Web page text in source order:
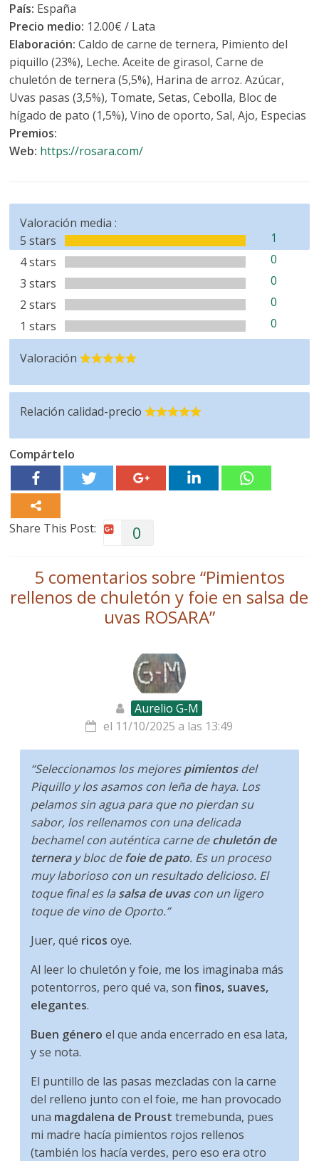
País: España
Precio medio: 12.00€ / Lata
Elaboración: Caldo de carne de ternera, Pimiento del
piquillo (23%), Leche. Aceite de girasol, Carne de
chuletón de ternera (5,5%), Harina de arroz. Azúcar,
Uvas pasas (3,5%), Tomate, Setas, Cebolla, Bloc de
hígado de pato (1,5%), Vino de oporto, Sal, Ajo, Especias
Premios:
Web: https://rosara.com/
Valoración media :
5 stars
1
4 stars
0
3 stars
0
2 stars
0
1 stars
0
Valoración
Relación calidad-precio
Compártelo
Share This Post: 0
5 comentarios sobre “Pimientos
rellenos de chuletón y foie en salsa de
uvas ROSARA”
Aurelio G-M
el 11/10/2025 a las 13:49
“Seleccionamos los mejorespimientosdel
Piquillo y los asamos con leña de haya. Los
pelamos sin agua para que no pierdan su
sabor, los rellenamos con una delicada
bechamel con auténtica carne dechuletón de
terneray bloc defoie de pato. Es un proceso
muy laborioso con un resultado delicioso. El
toque final es la salsa de uvascon un ligero
toque de vino de Oporto.”
Juer, qué ricos oye.
Al leer lo chuletón y foie, me los imaginaba más
potentorros, pero qué va, sonfinos, suaves,
elegantes.
Buen género el que anda encerrado en esa lata,
y se nota.
El puntillo de las pasas mezcladas con la carne
del relleno junto con el foie, me han provocado
una magdalena de Proust tremebunda, pues
mi madre hacía pimientos rojos rellenos
(también los hacía verdes, pero eso era otro